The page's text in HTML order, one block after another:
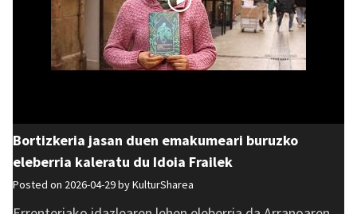
Bortizkeria jasan duen emakumeari buruzko
eleberria kaleratu du Idoia Frailek
Posted on 2026-04-29 byKulturSharea